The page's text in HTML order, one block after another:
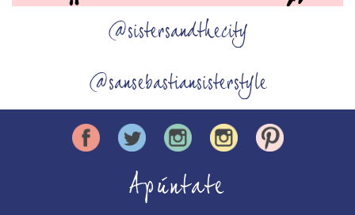
@sistersandthecity
@sansebastiansisterstyle
Apúntate